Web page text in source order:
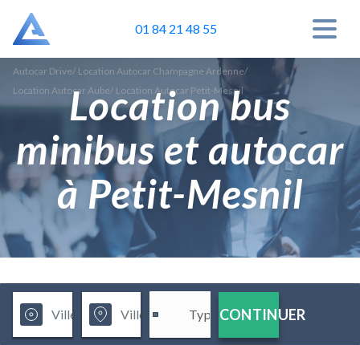
01 84 21 48 55
Autocar Drive/ Location Autocar Champagne Ardenne/
Location Autocar Aube/ Location Autocar Petit-Mesnil
Location bus
minibus et autocar
à Petit-Mesnil
CONTINUER